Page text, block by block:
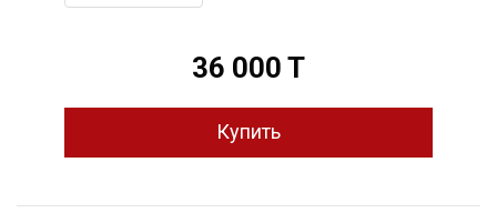
36 000 T